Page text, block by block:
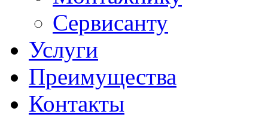
Сервисанту
Услуги
Преимущества
Контакты